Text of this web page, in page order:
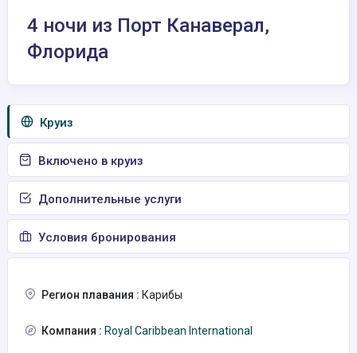
4 ночи из Порт Канаверал,
Флорида
Круиз
Включено в круиз
Дополнительные услуги
Условия бронирования
Регион плавания : Карибы
Компания : Royal Caribbean International